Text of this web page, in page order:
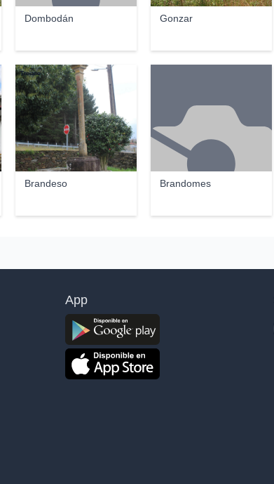
Dombodán Gonzar
Brandeso
Troiano
Brandomes
App